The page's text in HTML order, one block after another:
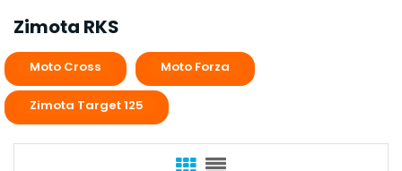
Zimota RKS
Moto Cross Moto Forza
Zimota Target 125